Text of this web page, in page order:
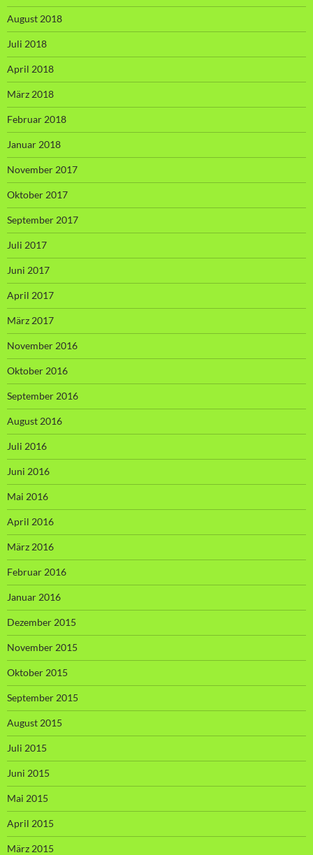
August 2018
Juli 2018
April 2018
März 2018
Februar 2018
Januar 2018
November 2017
Oktober 2017
September 2017
Juli 2017
Juni 2017
April 2017
März 2017
November 2016
Oktober 2016
September 2016
August 2016
Juli 2016
Juni 2016
Mai 2016
April 2016
März 2016
Februar 2016
Januar 2016
Dezember 2015
November 2015
Oktober 2015
September 2015
August 2015
Juli 2015
Juni 2015
Mai 2015
April 2015
März 2015